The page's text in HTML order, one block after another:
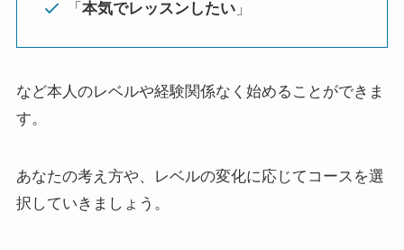
「本気でレッスンしたい 」
など本人のレベルや経験関係なく始めることができま
す。
あなたの考え方や、レベルの変化に応じてコースを選
択していきましょう。